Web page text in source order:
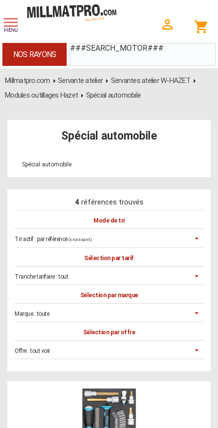
###SEARCH_MOTOR###
NOS RAYONS
Millmatpro.com Servante atelier
Servantes atelier W-HAZET
Modules outillages Hazet
Spécial automobile
Spécial automobile
Spécial automobile
4références trouvés
Mode de tri
Tri actif : par référence (croissant)
Sélection par tarif
Tranche tarifaire :tout
Sélection par marque
Marque :toute
Sélection par offre
Offre :tout voir